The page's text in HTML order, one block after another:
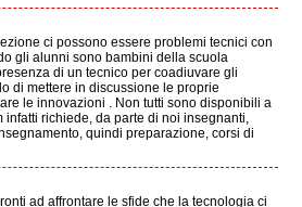
ci possono essere problemi tecnici con
gli alunni sono bambini della scuola
di un tecnico per coadiuvare gli
di mettere in discussione le proprie
le innovazioni . Non tutti sono disponibili a
infatti richiede, da parte di noi insegnanti,
quindi preparazione, corsi di
ad affrontare le sfide che la tecnologia ci